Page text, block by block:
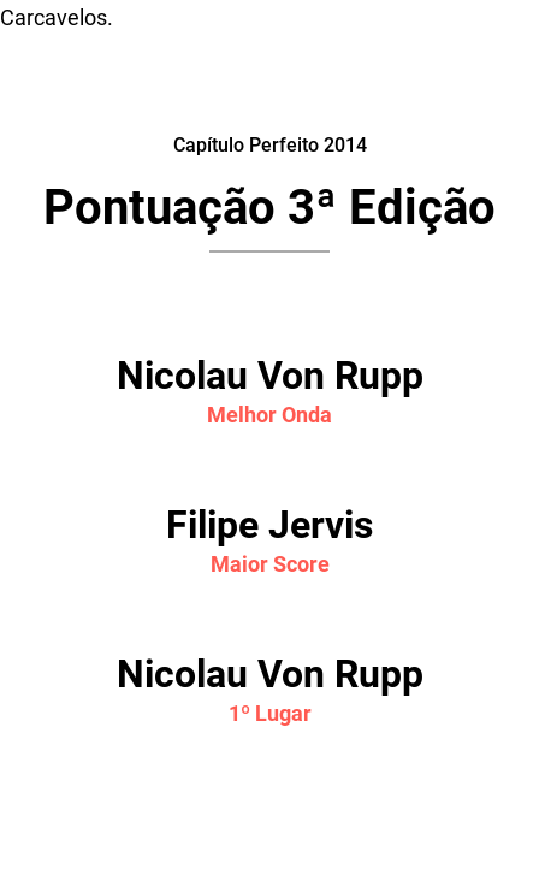
Carcavelos.
Capítulo Perfeito 2014
Pontuação 3ª Edição
Nicolau Von Rupp
Melhor Onda
Filipe Jervis
Maior Score
Nicolau Von Rupp
1º Lugar